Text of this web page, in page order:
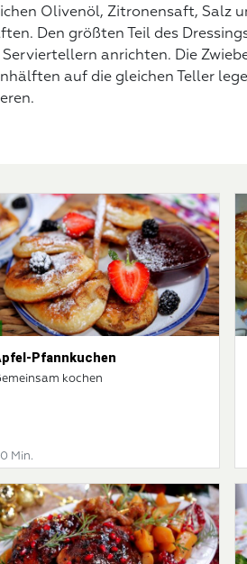
Olivenöl, Zitronensaft, Salz
Den größten Teil des
anrichten. Die
auf die gleichen Teller
Pfannkuchen
kochen
Min.